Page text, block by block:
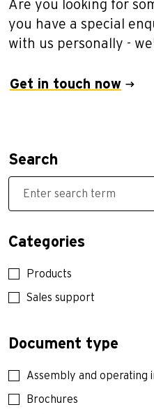
Are you looking for
you have a special
with us personally -
Get in touch now
Search
Categories
Products
Sales support
Document type
Assembly and operating
Brochures